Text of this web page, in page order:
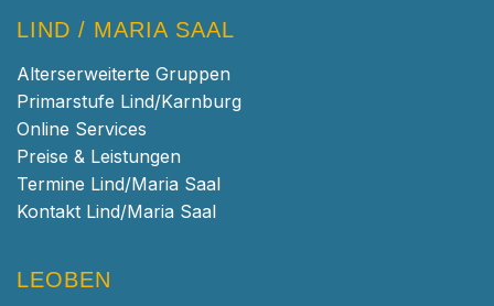
LIND / MARIA SAAL
Alterserweiterte Gruppen
Primarstufe Lind/Karnburg
Online Services
Preise & Leistungen
Termine Lind/Maria Saal
Kontakt Lind/Maria Saal
LEOBEN